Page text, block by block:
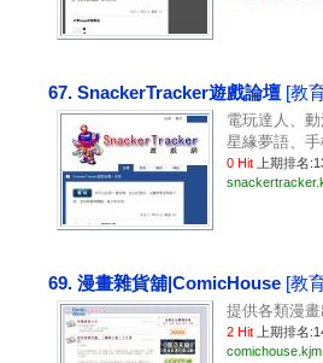
67. SnackerTracker遊戲論壇 [教
電玩達人、
星緣夢語、
0 Hit 上期排名
69. 漫畫雜貨舖|ComicHouse [教
提供各類漫
2 Hit 上期排名